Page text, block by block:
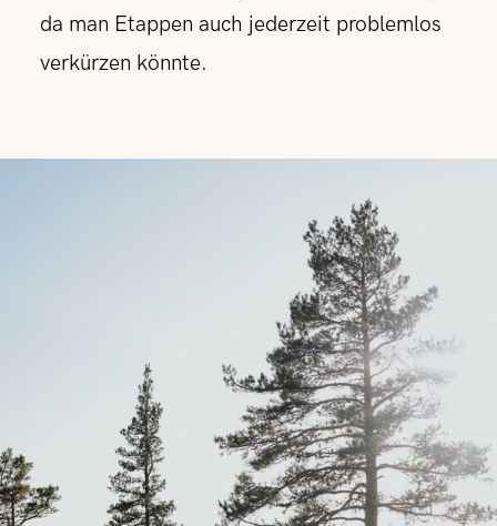
da man Etappen auch jederzeit problemlos
verkürzen könnte.